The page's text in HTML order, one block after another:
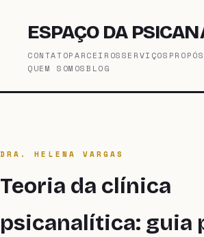
ESPAÇO DA
CONTATOPARCEIROSSERVIÇOS
QUEM SOMOSBLOG
DRA. HELENA VARGAS
Teoria da clínica
psicanalítica: guia